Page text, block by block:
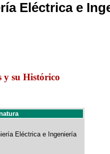
Eléctrica e
y su Histórico
Eléctrica e Ingeniería